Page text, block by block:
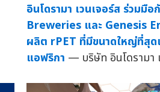
อินโดรามา เวนเจอร์ส ร่วมมื
Breweries และ Genesis
ผลิต rPET ที่มีขนาดใหญ่ที่สุด
แอฟริกา — บริษัท อินโดรามา